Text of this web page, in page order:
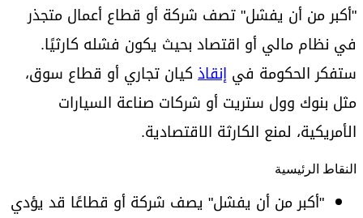
"أكبر من أن يفشل" تصف شركة أو قطاع أعمال متجذر
في نظام مالي أو اقتصاد بحيث يكون فشله كارثيًا.
ستفكر الحكومة في إنقاذ كيان تجاري أو قطاع سوق،
مثل بنوك وول ستريت أو شركات صناعة السيارات
الأمريكية، لمنع الكارثة الاقتصادية.
النقاط الرئيسية
"أكبر من أن يفشل" يصف شركة أو قطاعًا قد يؤدي